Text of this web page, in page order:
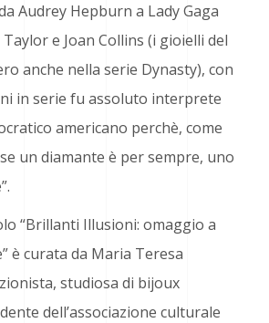
Audrey Hepburn a Lady Gaga
e Joan Collins (i gioielli del
anche nella serie Dynasty), con
in serie fu assoluto interprete
americano perchè, come
un diamante è per sempre, uno
“Brillanti Illusioni: omaggio a
è curata da Maria Teresa
studiosa di bijoux
dell’associazione culturale